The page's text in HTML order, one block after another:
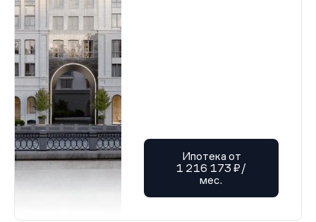
Ипотека от
1 216 173 ₽/
мес.